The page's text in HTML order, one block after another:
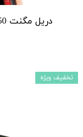
تخفیف ویژه